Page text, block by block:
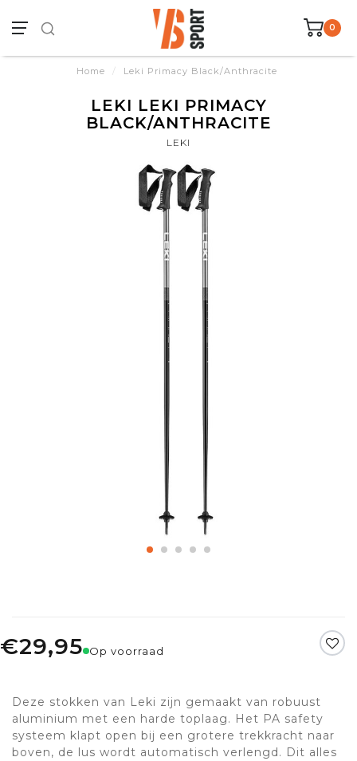
0
Home / Leki Primacy Black/Anthracite
LEKI LEKI PRIMACY
BLACK/ANTHRACITE
LEKI
€29,95 Op voorraad
Deze stokken van Leki zijn gemaakt van robuust
aluminium met een harde toplaag. Het PA safety
systeem klapt open bij een grotere trekkracht naar
boven, de lus wordt automatisch verlengd. Dit alles